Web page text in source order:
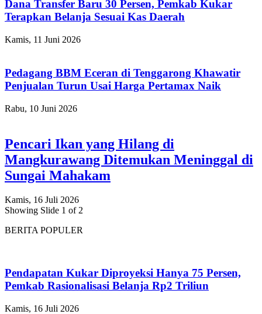
Dana Transfer Baru 30 Persen, Pemkab Kukar
Terapkan Belanja Sesuai Kas Daerah
Kamis, 11 Juni 2026
Pedagang BBM Eceran di Tenggarong Khawatir
Penjualan Turun Usai Harga Pertamax Naik
Rabu, 10 Juni 2026
Pencari Ikan yang Hilang di
Mangkurawang Ditemukan Meninggal di
Sungai Mahakam
Kamis, 16 Juli 2026
Showing Slide 1 of 2
BERITA POPULER
Pendapatan Kukar Diproyeksi Hanya 75 Persen,
Pemkab Rasionalisasi Belanja Rp2 Triliun
Kamis, 16 Juli 2026